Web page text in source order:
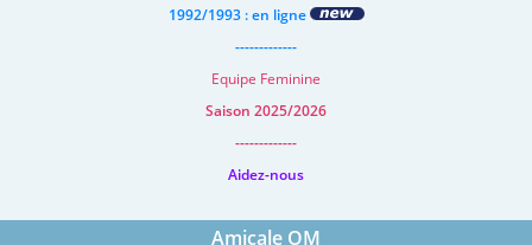
1992/1993 : en ligne
-------------
Equipe Feminine
Saison 2025/2026
-------------
Aidez-nous
Amicale OM